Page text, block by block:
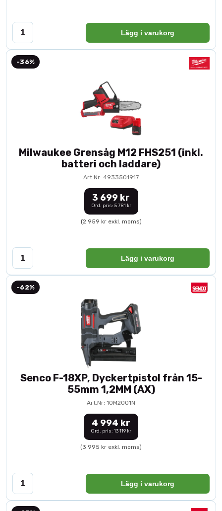
Lägg i varukorg
-36%
Milwaukee Grensåg M12 FHS251 (inkl.
batteri och laddare)
Art.Nr: 4933501917
3 699 kr
Ord. pris: 5 781 kr
(2 959 kr exkl. moms)
Lägg i varukorg
-62%
Senco F-18XP, Dyckertpistol från 15-
55mm 1,2MM (AX)
Art.Nr: 10M2001N
4 994 kr
Ord. pris: 13 119 kr
(3 995 kr exkl. moms)
Lägg i varukorg